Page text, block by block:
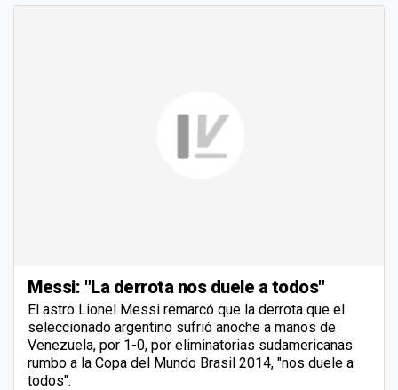
Messi: "La derrota nos duele a todos"
El astro Lionel Messi remarcó que la derrota que el
seleccionado argentino sufrió anoche a manos de
Venezuela, por 1-0, por eliminatorias sudamericanas
rumbo a la Copa del Mundo Brasil 2014, "nos duele a
todos".